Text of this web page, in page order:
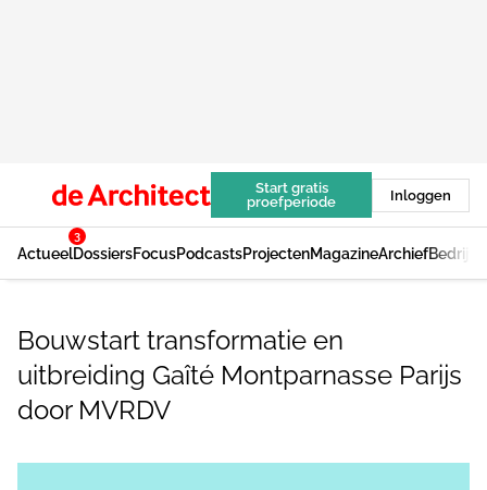
Start gratis
proefperiode
Inloggen
Actueel
3
DossiersFocusPodcastsProjectenMagazineArchief
Bouwstart transformatie en
uitbreiding Gaîté Montparnasse Parijs
door MVRDV